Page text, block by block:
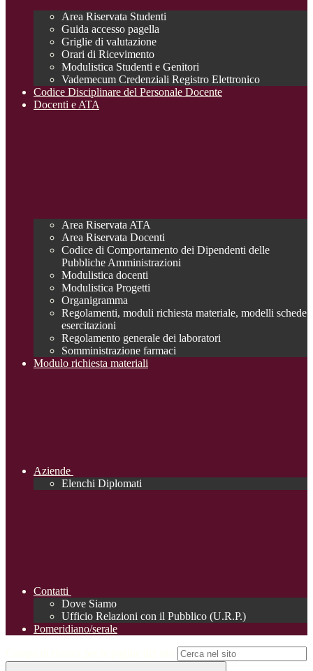
Area Riservata Studenti
Guida accesso pagella
Griglie di valutazione
Orari di Ricevimento
Modulistica Studenti e Genitori
Vademecum Credenziali Registro Elettronico
Codice Disciplinare del Personale Docente
Docenti e ATA
Area Riservata ATA
Area Riservata Docenti
Codice di Comportamento dei Dipendenti delle
Pubbliche Amministrazioni
Modulistica docenti
Modulistica Progetti
Organigramma
Regolamenti, moduli richiesta materiale, modelli schede
esercitazioni
Regolamento generale dei laboratori
Somministrazione farmaci
Modulo richiesta materiali
Aziende
Elenchi Diplomati
Contatti
Dove Siamo
Ufficio Relazioni con il Pubblico (U.R.P.)
Pomeridiano/serale